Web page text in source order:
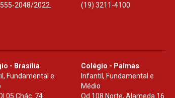
2048/2022.
(19) 3211-4100
- Brasília
Fundamental e
05 Chác. 74
Colégio - Palmas
Infantil, Fundamental e
Médio
Qd.108 Norte, Alameda 16